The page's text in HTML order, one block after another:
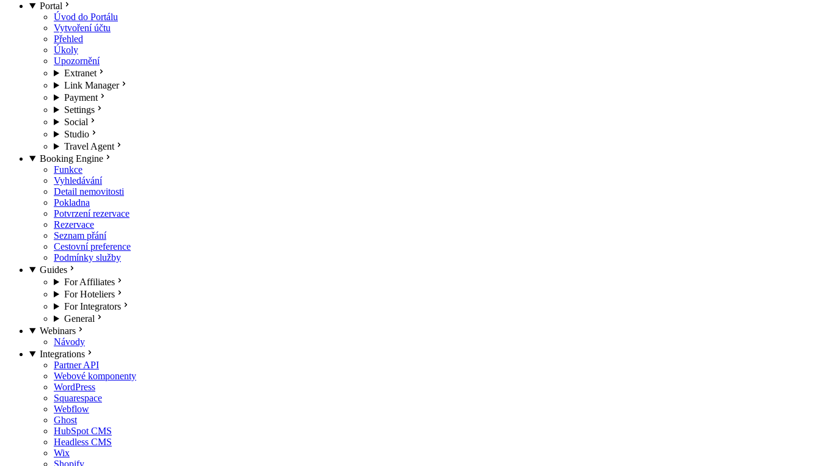
Portal
Úvod do Portálu
Vytvoření účtu
Přehled
Úkoly
Upozornění
Extranet
Link Manager
Payment
Settings
Social
Studio
Travel Agent
Booking Engine
Funkce
Vyhledávání
Detail nemovitosti
Pokladna
Potvrzení rezervace
Rezervace
Seznam přání
Cestovní preference
Podmínky služby
Guides
For Affiliates
For Hoteliers
For Integrators
General
Webinars
Návody
Integrations
Partner API
Webové komponenty
WordPress
Squarespace
Webflow
Ghost
HubSpot CMS
Headless CMS
Wix
Shopify